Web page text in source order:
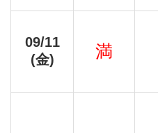
09/11
(金)
満